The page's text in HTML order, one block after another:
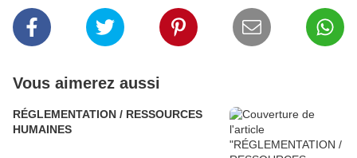
Vous aimerez aussi
RÉGLEMENTATION / RESSOURCES
HUMAINES